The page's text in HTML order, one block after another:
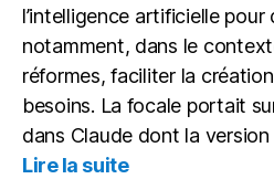
l’intelligence artificielle
notamment, dans le
réformes, faciliter la
besoins. La focale portait
dans Claude dont la
Lire la suite: